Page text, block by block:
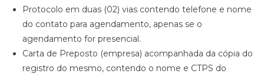
Protocolo em duas (02) vias contendo telefone e nome
do contato para agendamento, apenas se o
agendamento for presencial.
Carta de Preposto (empresa) acompanhada da cópia do
registro do mesmo, contendo o nome e CTPS do